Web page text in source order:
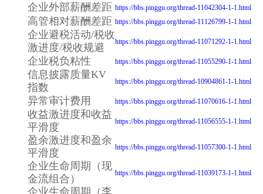
企业外部薪酬差距 https://bbs.pinggu.org/thread-11042304-1-1.html
高管相对薪酬差距 https://bbs.pinggu.org/thread-11126799-1-1.html
企业避税活动/税收
激进度/税收规避
https://bbs.pinggu.org/thread-11071292-1-1.html
企业税负粘性 https://bbs.pinggu.org/thread-11055290-1-1.html
信息披露质量KV
指数
https://bbs.pinggu.org/thread-10904861-1-1.html
异常审计费用 https://bbs.pinggu.org/thread-11070616-1-1.html
收益激进度和收益
平滑度
https://bbs.pinggu.org/thread-11056555-1-1.html
盈余激进度和盈余
平滑度
https://bbs.pinggu.org/thread-11057300-1-1.html
企业生命周期（现
金流组合）
https://bbs.pinggu.org/thread-11039173-1-1.html
企业生命周期（李